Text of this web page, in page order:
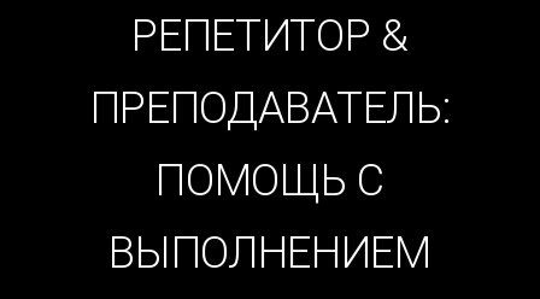
РЕПЕТИТОР &
ПРЕПОДАВАТЕЛЬ:
ПОМОЩЬ С
ВЫПОЛНЕНИЕМ